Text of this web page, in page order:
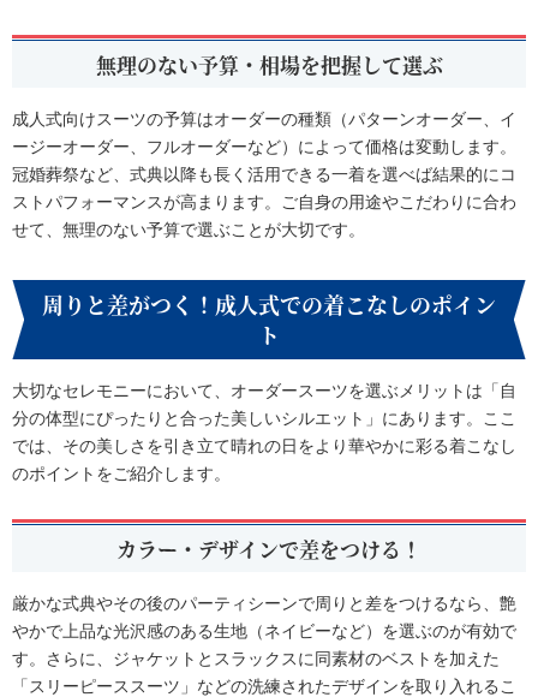
無理のない予算・相場を把握して選ぶ
成人式向けスーツの予算はオーダーの種類（パターンオーダー、イ
ージーオーダー、フルオーダーなど）によって価格は変動します。
冠婚葬祭など、式典以降も長く活用できる一着を選べば結果的にコ
ストパフォーマンスが高まります。ご自身の用途やこだわりに合わ
せて、無理のない予算で選ぶことが大切です。
周りと差がつく！成人式での着こなしのポイン
ト
大切なセレモニーにおいて、オーダースーツを選ぶメリットは「自
分の体型にぴったりと合った美しいシルエット」にあります。ここ
では、その美しさを引き立て晴れの日をより華やかに彩る着こなし
のポイントをご紹介します。
カラー・デザインで差をつける！
厳かな式典やその後のパーティシーンで周りと差をつけるなら、艶
やかで上品な光沢感のある生地（ネイビーなど）を選ぶのが有効で
す。さらに、ジャケットとスラックスに同素材のベストを加えた
「スリーピーススーツ」などの洗練されたデザインを取り入れるこ